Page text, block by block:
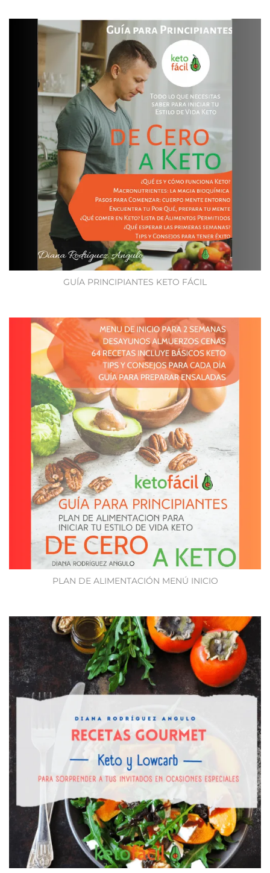
GUÍA PRINCIPIANTES KETO FÁCIL
PLAN DE ALIMENTACIÓN MENÚ INICIO